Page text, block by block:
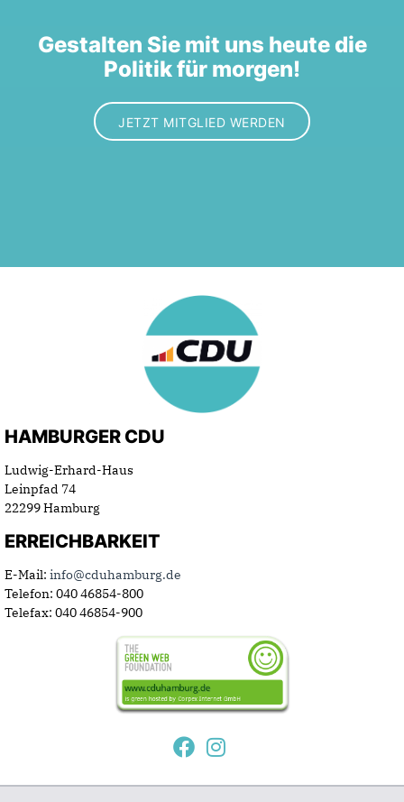
Gestalten Sie mit uns heute die
Politik für morgen!
JETZT MITGLIED WERDEN
HAMBURGER CDU
Ludwig-Erhard-Haus
Leinpfad 74
22299 Hamburg
ERREICHBARKEIT
E-Mail: info@cduhamburg.de
Telefon: 040 46854-800
Telefax: 040 46854-900